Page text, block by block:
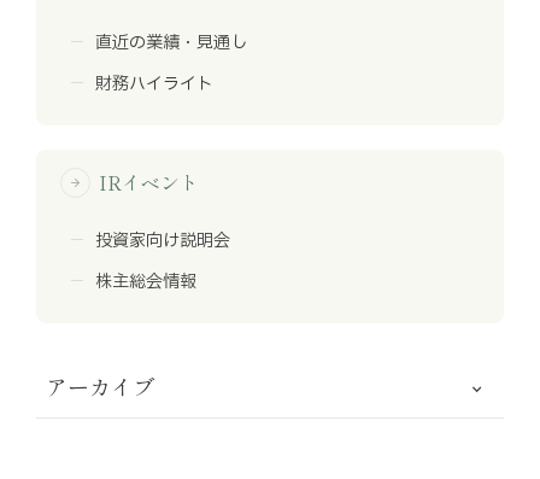
直近の業績・見通し
財務ハイライト
arrow_forward IRイベント
投資家向け説明会
株主総会情報
アーカイブ